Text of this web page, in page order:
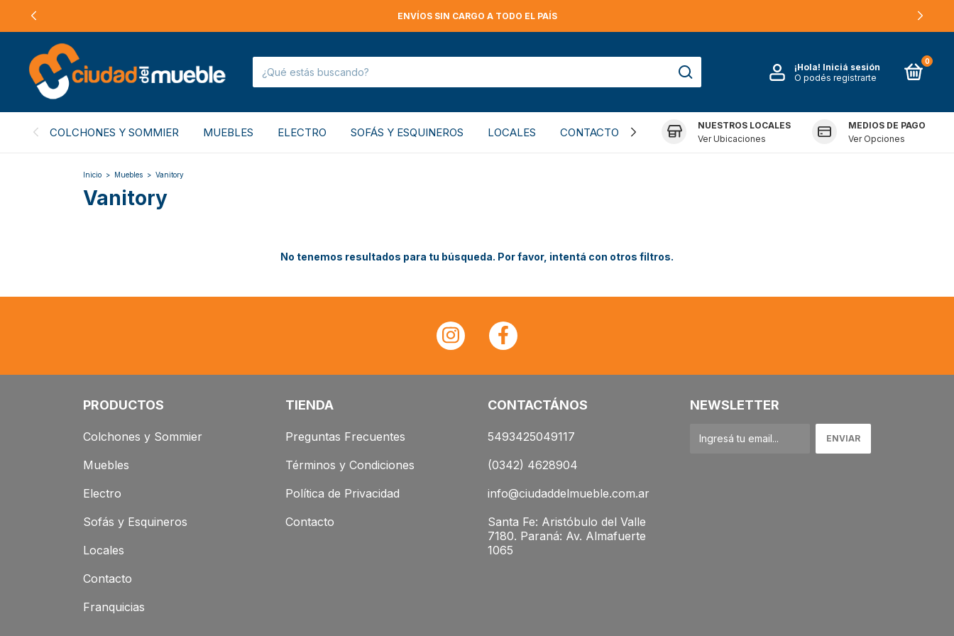
ENVÍOS SIN CARGO A TODO EL PAÍS
¡Hola! Iniciá sesión
O podés registrarte
0
COLCHONES Y SOMMIER MUEBLES ELECTRO SOFÁS Y ESQUINEROS LOCALES CONTACTO FRANQUICIASNUESTROS LOCALES
Ver Ubicaciones
MEDIOS DE PAGO
Ver Opciones
Inicio > Muebles > Vanitory
Vanitory
No tenemos resultados para tu búsqueda. Por favor, intentá con otros filtros.
PRODUCTOS
Colchones y Sommier
Muebles
Electro
Sofás y Esquineros
Locales
Contacto
Franquicias
TIENDA
Preguntas Frecuentes
Términos y Condiciones
Política de Privacidad
Contacto
CONTACTÁNOS
5493425049117
(0342) 4628904
info@ciudaddelmueble.com.ar
Santa Fe: Aristóbulo del Valle
7180. Paraná: Av. Almafuerte
1065
NEWSLETTER